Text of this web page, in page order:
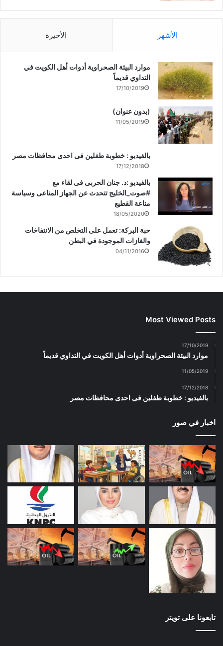
الأشهر الأخيرة
موارد البيئة الصحراوية أدوات أهل الكويت في
التداوي قديماً
17/10/2019
(بدون عنوان)
11/05/2019
بالفيديو : خطوبة طفلين فى احدى محافظات مصر
17/12/2018
بالفيديو :د. جنان الحربى فى لقاء مع
#صوت_الخليج تتحدث عن الجهاز المناعى وسياسة
مناعة القطيع
18/05/2020
حبة البركة: تعمل على التخلص من الانتفاخات
والغازات الموجودة في البطن
04/11/2016
Most Viewed Posts
17/10/2019
موارد البيئة الصحراوية أدوات أهل الكويت في التداوي قديماً
11/05/2019
17/12/2018
بالفيديو : خطوبة طفلين فى احدى محافظات مصر
اخبار في صور
تابعونا على تويتر